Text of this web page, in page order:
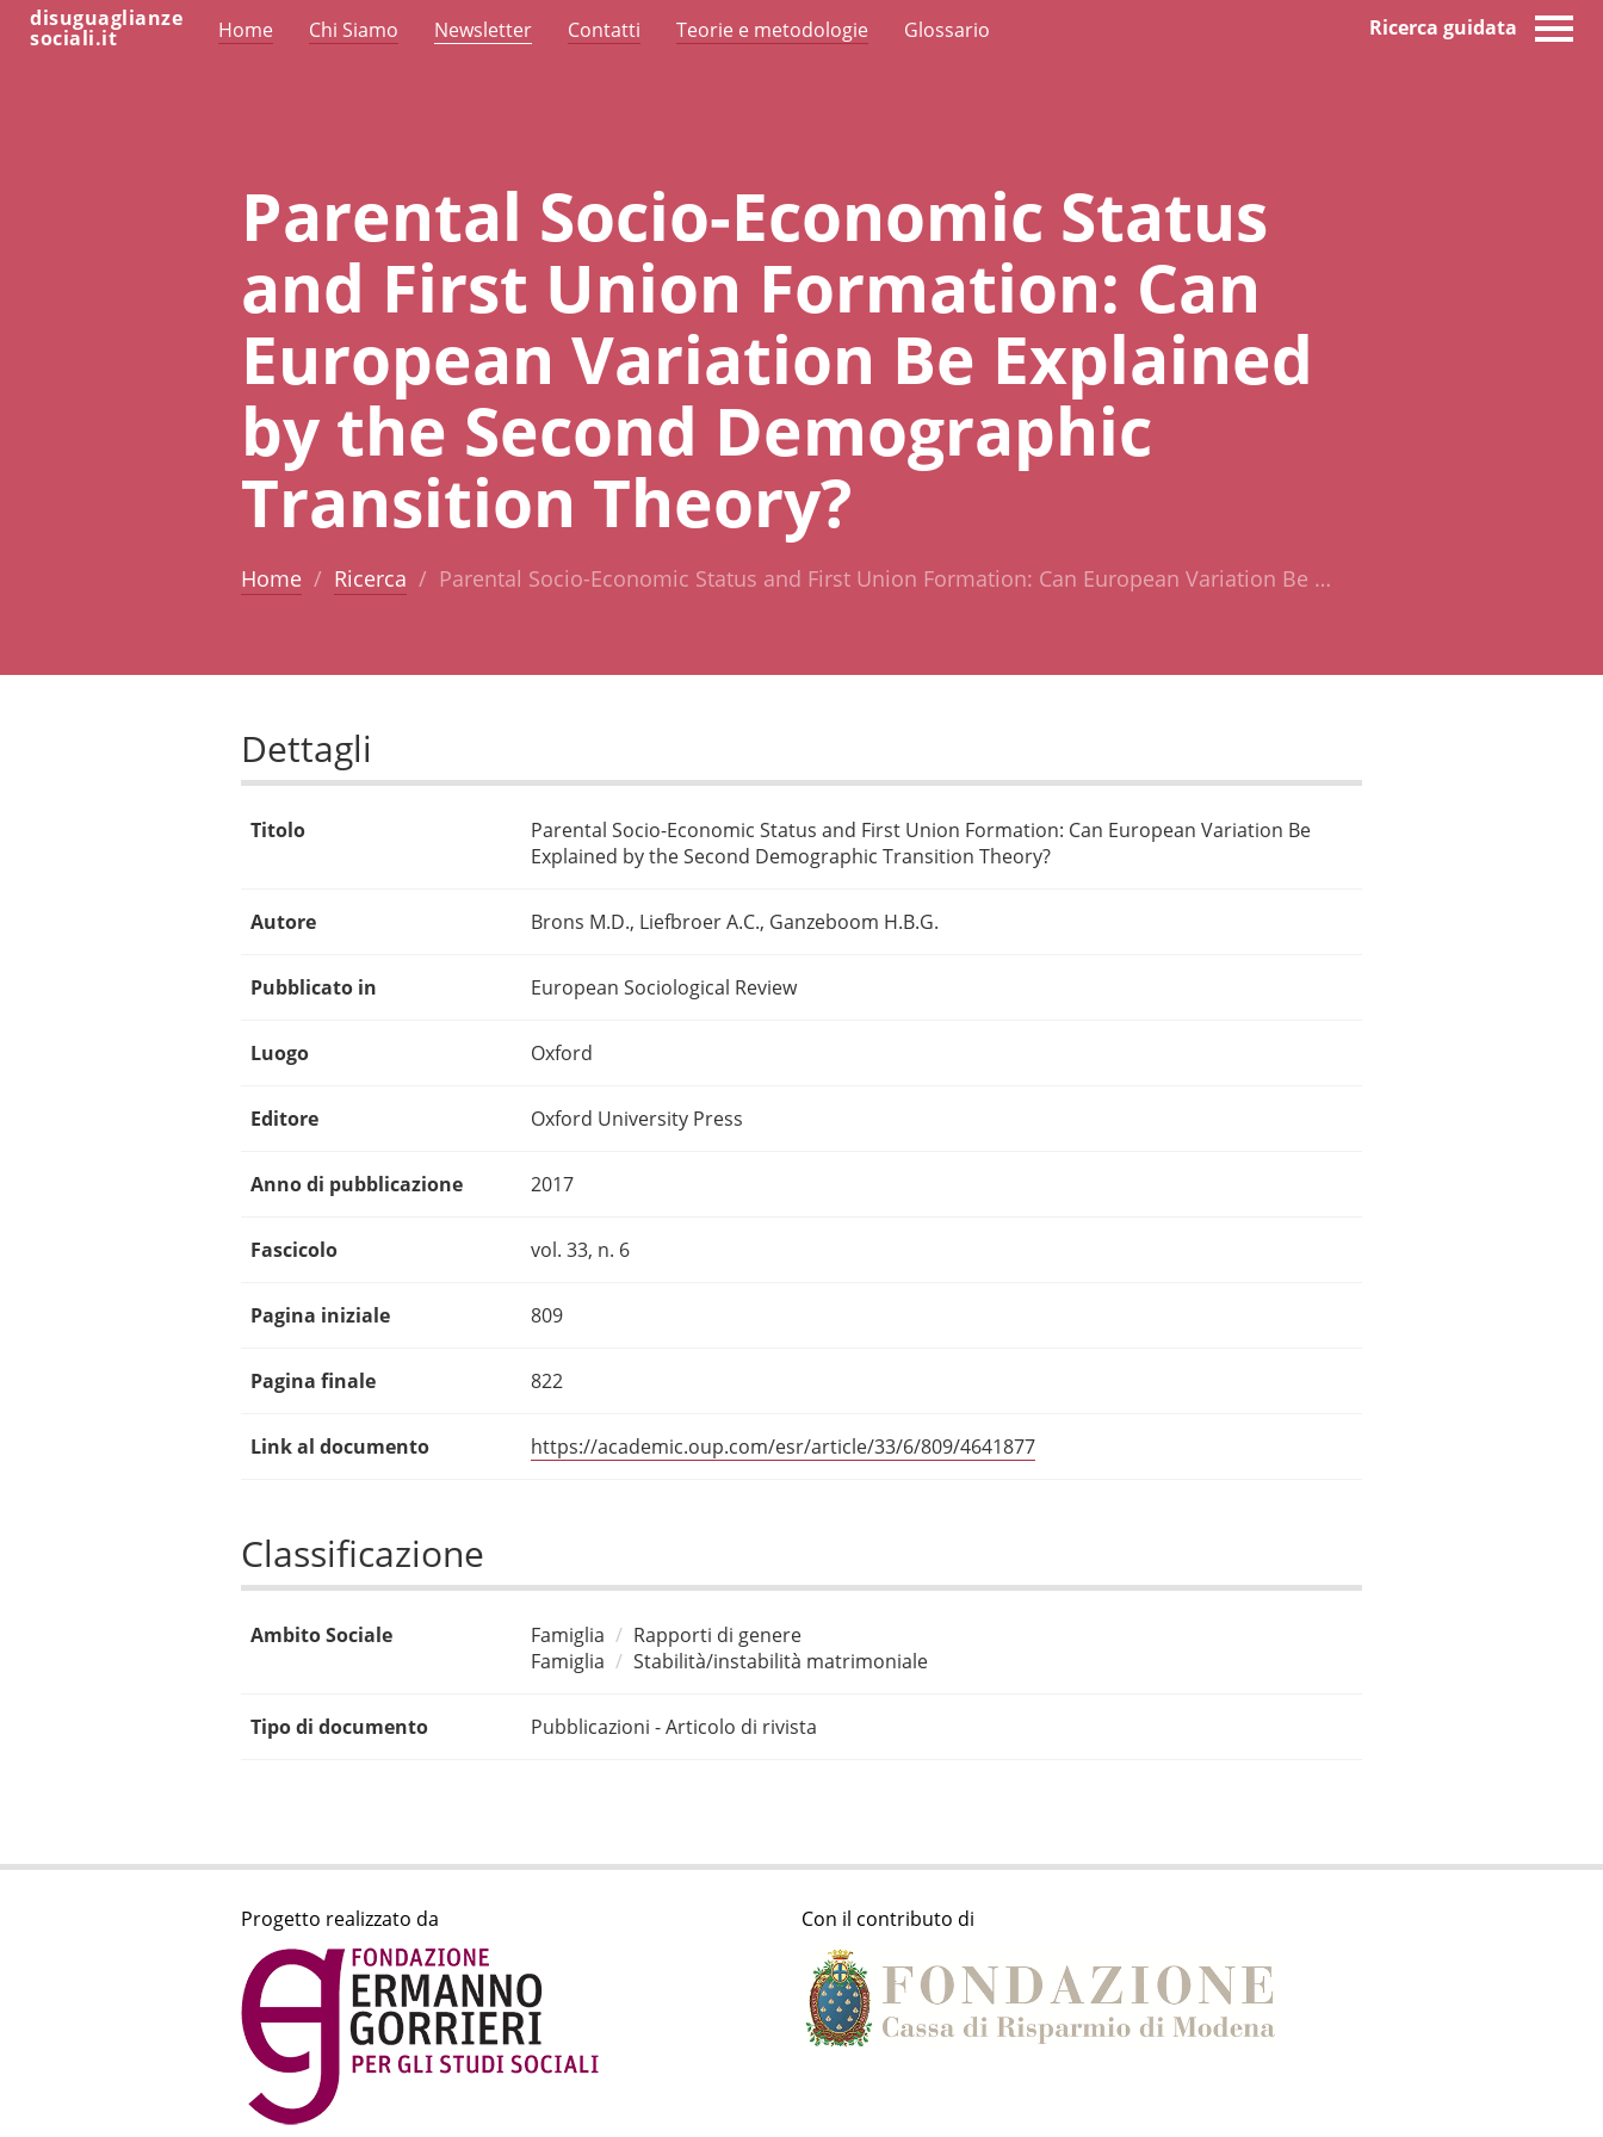
disuguaglianze
sociali.it Home Chi Siamo Newsletter Contatti Teorie e metodologie Glossario Ricerca guidata
Parental Socio-Economic Status
and First Union Formation: Can
European Variation Be Explained
by the Second Demographic
Transition Theory?
Home Ricerca Parental Socio-Economic Status and First Union Formation: Can European Variation Be …
Dettagli
Titolo
Parental Socio-Economic Status and First Union Formation: Can European Variation Be
Explained by the Second Demographic Transition Theory?
Autore Brons M.D., Liefbroer A.C., Ganzeboom H.B.G.
Pubblicato in European Sociological Review
Luogo Oxford
Editore Oxford University Press
Anno di pubblicazione 2017
Fascicolo vol. 33, n. 6
Pagina iniziale 809
Pagina finale 822
Link al documento https://academic.oup.com/esr/article/33/6/809/4641877
Classificazione
Ambito Sociale Famiglia
Rapporti di genere
Famiglia
Stabilità/instabilità matrimoniale
Tipo di documento Pubblicazioni - Articolo di rivista
Progetto realizzato da Con il contributo di